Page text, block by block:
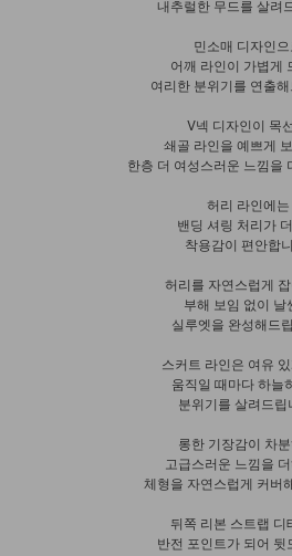
내추럴한 무드를 살려
민소매 디자인으
어깨 라인이 가볍게
여리한 분위기를 연출
V넥 디자인이 목
쇄골 라인을 예쁘게
한층 더 여성스러운 느낌을
허리 라인에는
밴딩 셔링 처리가
착용감이 편안합
허리를 자연스럽게
부해 보임 없이 날
실루엣을 완성해드
스커트 라인은 여유
움직일 때마다 하늘
분위기를 살려드립
롱한 기장감이 차
고급스러운 느낌을
체형을 자연스럽게 커버
뒤쪽 리본 스트랩 디
반전 포인트가 되어 뒷